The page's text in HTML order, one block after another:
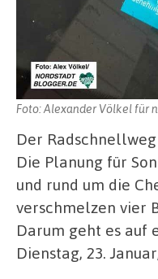
Foto: Alexander Völkel für
Der
Die Planung für
und rund um die
verschmelzen vier
Darum geht es auf
Dienstag, 23.